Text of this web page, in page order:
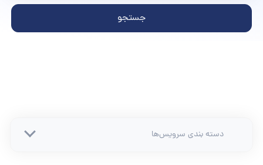
جستجو
دسته بندی سرویس‌ها